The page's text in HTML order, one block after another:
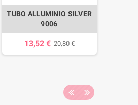
TUBO ALLUMINIO SILVER
9006
13,52 € 20,80 €